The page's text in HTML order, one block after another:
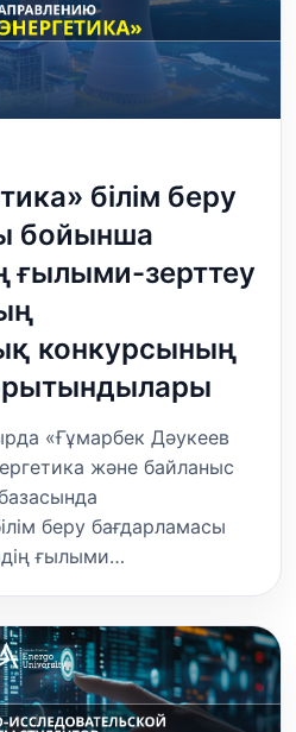
білім беру
бойынша
ғылыми-зерттеу
конкурсының
«Ғұмарбек Дәукеев
және байланыс
беру бағдарламасы
ғылыми…